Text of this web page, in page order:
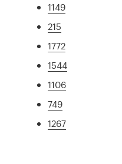
1149
215
1772
1544
1106
749
1267